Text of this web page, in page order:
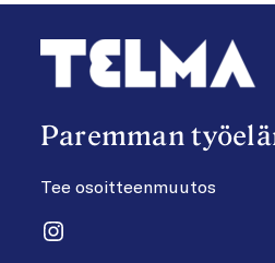
Paremman
Tee osoitteenmuutos
Instagram